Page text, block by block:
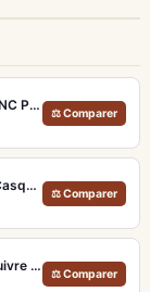
Sony WF-1000XM5 – Écouteurs sans fil ANC Premium et LDAC
⚖ Comparer
Meze 99 Classics 2nd Gen Noyer/Gold – Casque Hi-Fi bois artisanal et son balancé
⚖ Comparer
Sennheiser Momentum True Wireless 4 Cuivre – Écouteurs audiophiles aptX Lossless et ANC adaptatif
⚖ Comparer